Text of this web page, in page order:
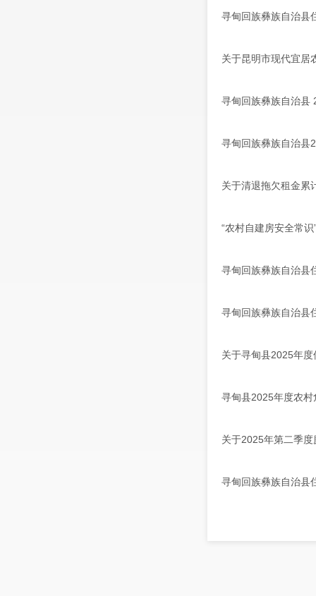
寻甸回族彝族自治县
关于昆明市现代宜居
寻甸回族彝族自治县
寻甸回族彝族自治县
关于清退拖欠租金累
“农村自建房安全常识
寻甸回族彝族自治县
寻甸回族彝族自治县
关于寻甸县2025年
寻甸县2025年度农
关于2025年第二季
寻甸回族彝族自治县